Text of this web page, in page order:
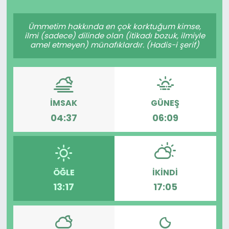
Ümmetim hakkında en çok korktuğum kimse,
ilmi (sadece) dilinde olan (itikadı bozuk, ilmiyle
amel etmeyen) münafıklardır. (Hadis-i şerif)
İMSAK
04:37
GÜNEŞ
06:09
ÖĞLE
13:17
İKINDI
17:05
Teknoloji
Resmi İlanlar
Yaşam
Künye
Gizlilik Sözleşmesi
İletişim